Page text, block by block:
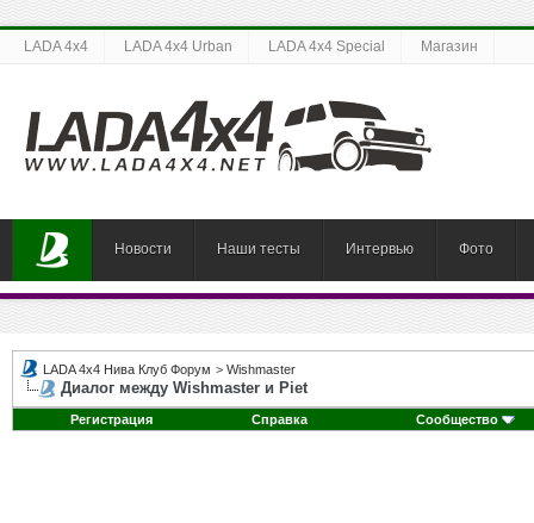
LADA 4x4 LADA 4x4 Urban LADA 4x4 Special Магазин
Новости Наши тесты Интервью Фото
LADA 4x4 Нива Клуб Форум > Wishmaster
Диалог между Wishmaster и Piet
Регистрация Справка Сообщество